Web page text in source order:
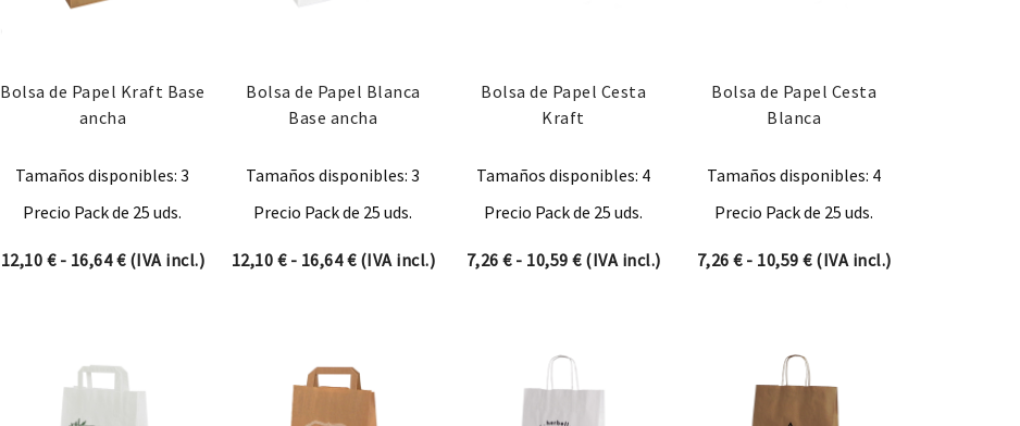
Bolsa de Papel Kraft Base
ancha
Tamaños disponibles: 3
Precio Pack de 25 uds.
12,10 € - 16,64€Rango de precios: desde 12,10 € hasta 16,64 €
(IVA incl.)
Bolsa de Papel Blanca
Base ancha
Tamaños disponibles: 3
Precio Pack de 25 uds.
12,10 € - 16,64€Rango de precios: desde 12,10 € hasta 16,64 €
(IVA incl.)
Bolsa de Papel Cesta
Kraft
Tamaños disponibles: 4
Precio Pack de 25 uds.
7,26€ - 10,59€Rango de precios: desde 7,26 € hasta 10,59 €
(IVA incl.)
Bolsa de Papel Cesta
Blanca
Tamaños disponibles: 4
Precio Pack de 25 uds.
7,26€ - 10,59€Rango de precios: desde
(IVA incl.)